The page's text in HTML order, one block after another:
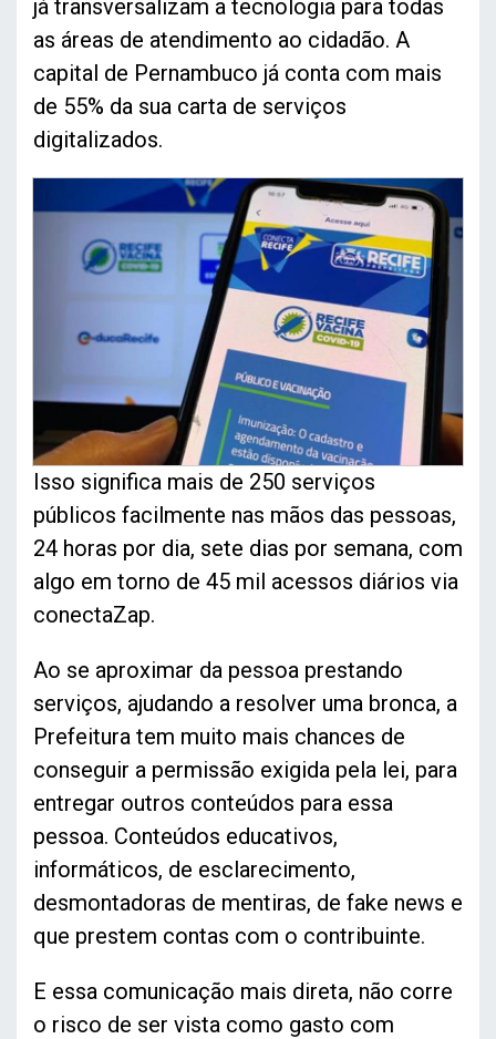
já transversalizam a tecnologia para todas
as áreas de atendimento ao cidadão. A
capital de Pernambuco já conta com mais
de 55% da sua carta de serviços
digitalizados.
Isso significa mais de 250 serviços
públicos facilmente nas mãos das pessoas,
24 horas por dia, sete dias por semana, com
algo em torno de 45 mil acessos diários via
conectaZap.
Ao se aproximar da pessoa prestando
serviços, ajudando a resolver uma bronca, a
Prefeitura tem muito mais chances de
conseguir a permissão exigida pela lei, para
entregar outros conteúdos para essa
pessoa. Conteúdos educativos,
informáticos, de esclarecimento,
desmontadoras de mentiras, de fake news e
que prestem contas com o contribuinte.
E essa comunicação mais direta, não corre
o risco de ser vista como gasto com